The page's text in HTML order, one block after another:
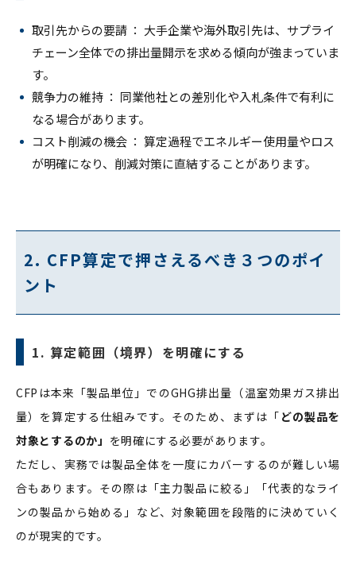
取引先からの要請 ： 大手企業や海外取引先は、サプライ
チェーン全体での排出量開示を求める傾向が強まっていま
す。
競争力の維持 ： 同業他社との差別化や入札条件で有利に
なる場合があります。
コスト削減の機会 ： 算定過程でエネルギー使用量やロス
が明確になり、削減対策に直結することがあります。
2. CFP算定で押さえるべき３つのポイ
ント
1. 算定範囲（境界）を明確にする
CFPは本来「製品単位」でのGHG排出量（温室効果ガス排出
量）を算定する仕組みです。そのため、まずは「 どの製品を
対象とするのか」 を明確にする必要があります。
ただし、実務では製品全体を一度にカバーするのが難しい場
合もあります。その際は「主力製品に絞る」「代表的なライ
ンの製品から始める」など、対象範囲を段階的に決めていく
のが現実的です。